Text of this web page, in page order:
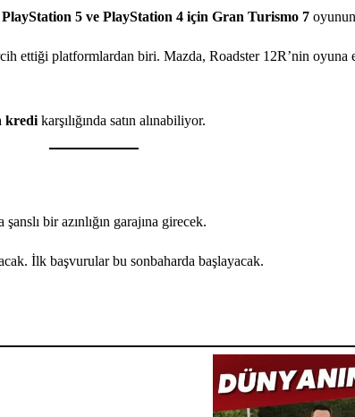
PlayStation 5 ve PlayStation 4 için Gran Turismo 7
ettiği platformlardan biri. Mazda, Roadster 12R’nin oyuna
kredi karşılığında satın alınabiliyor.
bir azınlığın garajına girecek.
İlk başvurular bu sonbaharda başlayacak.